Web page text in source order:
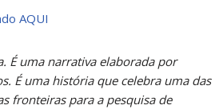
AQUI
É uma narrativa elaborada por
É uma história que celebra uma das
fronteiras para a pesquisa de